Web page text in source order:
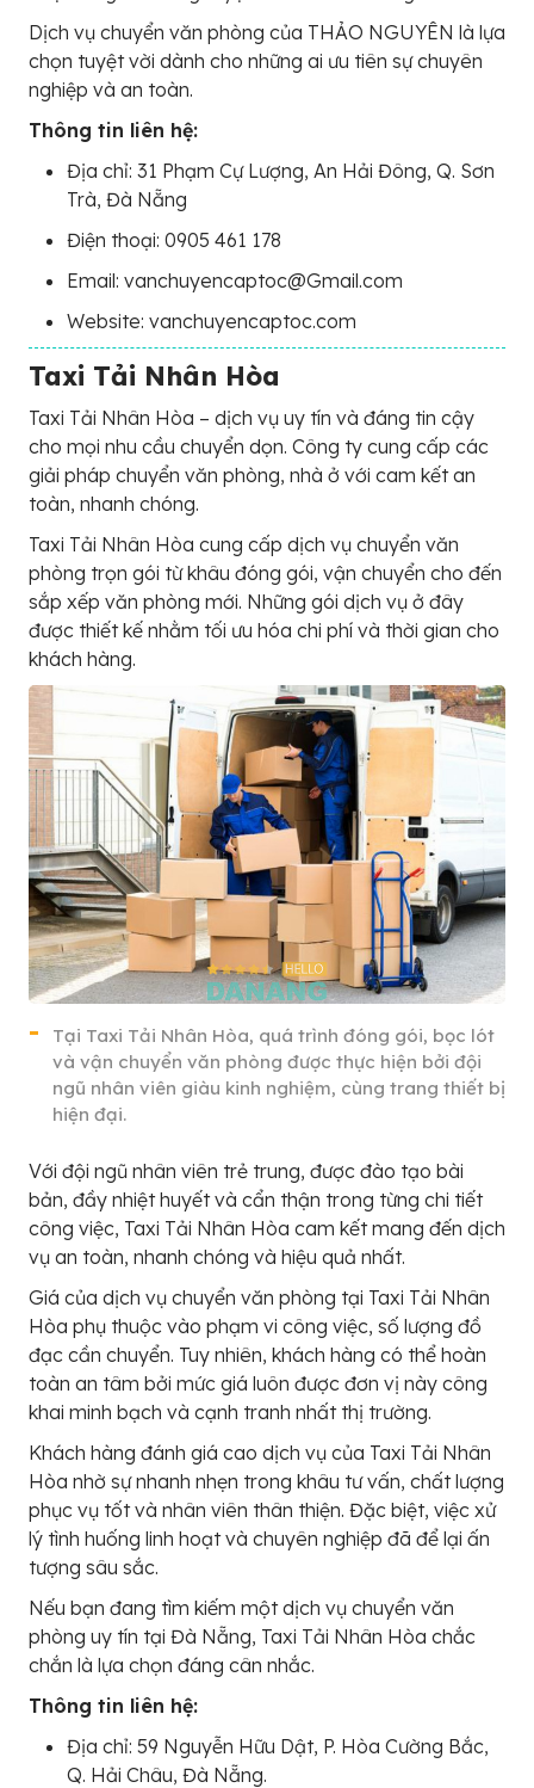
Dịch vụ chuyển văn phòng của THẢO NGUYÊN là lựa
chọn tuyệt vời dành cho những ai ưu tiên sự chuyên
nghiệp và an toàn.
Thông tin liên hệ:
Địa chỉ: 31 Phạm Cự Lượng, An Hải Đông, Q. Sơn
Trà, Đà Nẵng
Điện thoại: 0905 461 178
Email: vanchuyencaptoc@Gmail.com
Website: vanchuyencaptoc.com
Taxi Tải Nhân Hòa
Taxi Tải Nhân Hòa – dịch vụ uy tín và đáng tin cậy
cho mọi nhu cầu chuyển dọn. Công ty cung cấp các
giải pháp chuyển văn phòng, nhà ở với cam kết an
toàn, nhanh chóng.
Taxi Tải Nhân Hòa cung cấp dịch vụ chuyển văn
phòng trọn gói từ khâu đóng gói, vận chuyển cho đến
sắp xếp văn phòng mới. Những gói dịch vụ ở đây
được thiết kế nhằm tối ưu hóa chi phí và thời gian cho
khách hàng.
Tại Taxi Tải Nhân Hòa, quá trình đóng gói, bọc lót
và vận chuyển văn phòng được thực hiện bởi đội
ngũ nhân viên giàu kinh nghiệm, cùng trang thiết bị
hiện đại.
Với đội ngũ nhân viên trẻ trung, được đào tạo bài
bản, đầy nhiệt huyết và cẩn thận trong từng chi tiết
công việc, Taxi Tải Nhân Hòa cam kết mang đến dịch
vụ an toàn, nhanh chóng và hiệu quả nhất.
Giá của dịch vụ chuyển văn phòng tại Taxi Tải Nhân
Hòa phụ thuộc vào phạm vi công việc, số lượng đồ
đạc cần chuyển. Tuy nhiên, khách hàng có thể hoàn
toàn an tâm bởi mức giá luôn được đơn vị này công
khai minh bạch và cạnh tranh nhất thị trường.
Khách hàng đánh giá cao dịch vụ của Taxi Tải Nhân
Hòa nhờ sự nhanh nhẹn trong khâu tư vấn, chất lượng
phục vụ tốt và nhân viên thân thiện. Đặc biệt, việc xử
lý tình huống linh hoạt và chuyên nghiệp đã để lại ấn
tượng sâu sắc.
Nếu bạn đang tìm kiếm một dịch vụ chuyển văn
phòng uy tín tại Đà Nẵng, Taxi Tải Nhân Hòa chắc
chắn là lựa chọn đáng cân nhắc.
Thông tin liên hệ:
Địa chỉ: 59 Nguyễn Hữu Dật, P. Hòa Cường Bắc,
Q. Hải Châu, Đà Nẵng.